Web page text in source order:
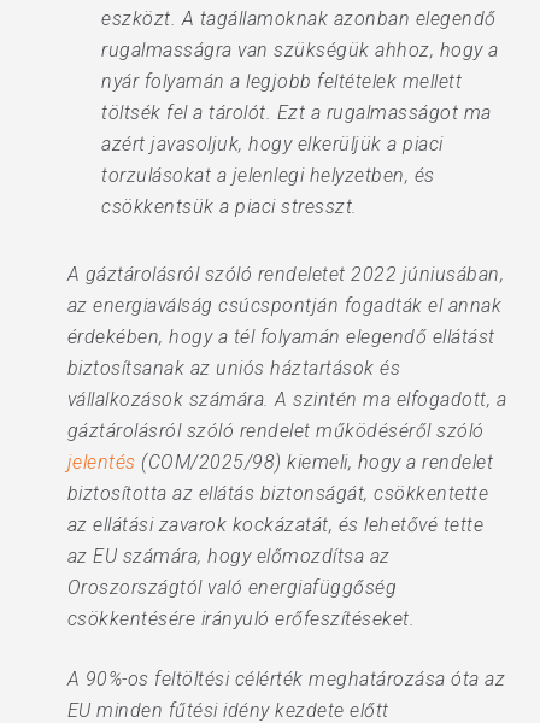
eszközt. A tagállamoknak azonban elegendő
rugalmasságra van szükségük ahhoz, hogy a
nyár folyamán a legjobb feltételek mellett
töltsék fel a tárolót. Ezt a rugalmasságot ma
azért javasoljuk, hogy elkerüljük a piaci
torzulásokat a jelenlegi helyzetben, és
csökkentsük a piaci stresszt.
A gáztárolásról szóló rendeletet 2022 júniusában,
az energiaválság csúcspontján fogadták el annak
érdekében, hogy a tél folyamán elegendő ellátást
biztosítsanak az uniós háztartások és
vállalkozások számára. A szintén ma elfogadott, a
gáztárolásról szóló rendelet működéséről szóló
jelentés (COM/2025/98) kiemeli, hogy a rendelet
biztosította az ellátás biztonságát, csökkentette
az ellátási zavarok kockázatát, és lehetővé tette
az EU számára, hogy előmozdítsa az
Oroszországtól való energiafüggőség
csökkentésére irányuló erőfeszítéseket.
A 90%-os feltöltési célérték meghatározása óta az
EU minden fűtési idény kezdete előtt